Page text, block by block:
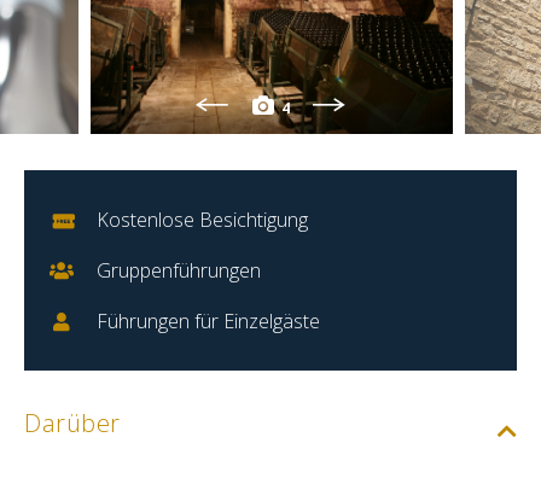
4
Kostenlose Besichtigung
Gruppenführungen
Führungen für Einzelgäste
Darüber